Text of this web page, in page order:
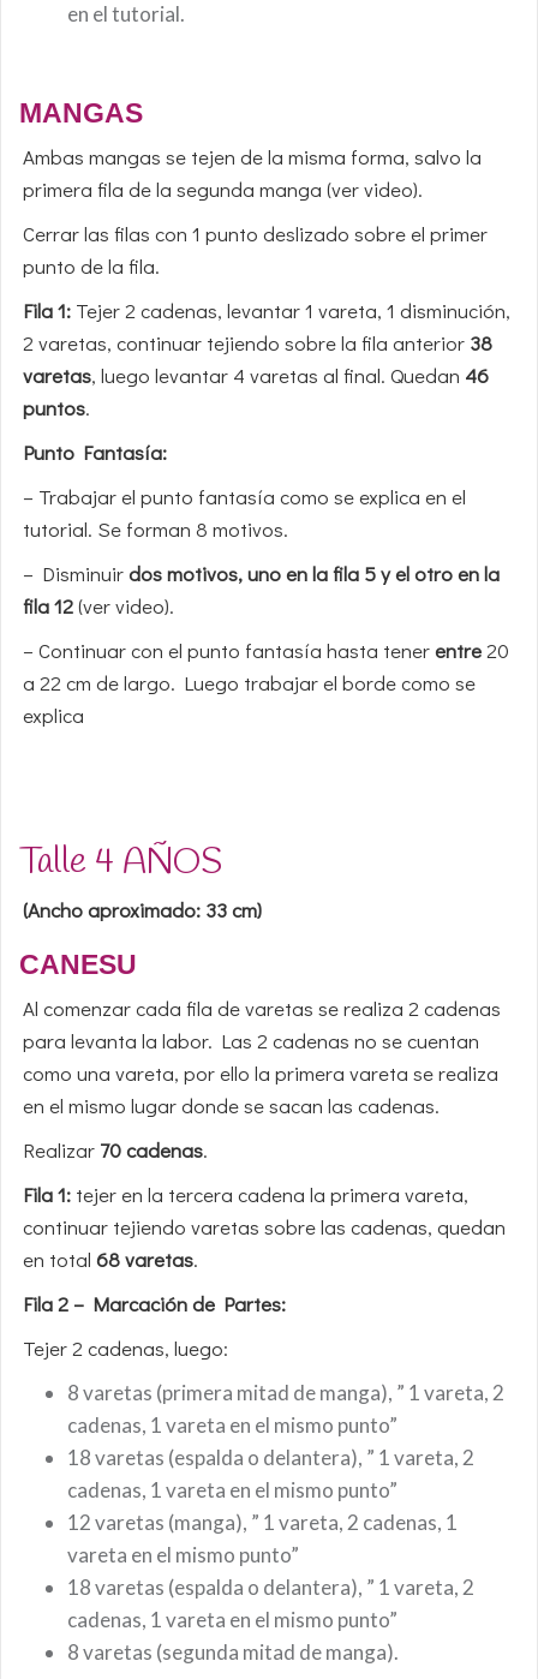
en el tutorial.
MANGAS
Ambas mangas se tejen de la misma forma, salvo la
primera fila de la segunda manga (ver video).
Cerrar las filas con 1 punto deslizado sobre el primer
punto de la fila.
Fila 1: Tejer 2 cadenas, levantar 1 vareta, 1 disminución,
2 varetas, continuar tejiendo sobre la fila anterior 38
varetas, luego levantar 4 varetas al final. Quedan 46
puntos.
Punto Fantasía:
– Trabajar el punto fantasía como se explica en el
tutorial. Se forman 8 motivos.
– Disminuirdos motivos, uno en la fila 5 y el otro en la
fila 12(ver video).
– Continuar con el punto fantasía hasta tenerentre20
a 22 cm de largo. Luego trabajar el borde como se
explica
Talle 4 AÑOS
(Ancho aproximado: 33 cm)
CANESU
Al comenzar cada fila de varetas se realiza 2 cadenas
para levanta la labor. Las 2 cadenas no se cuentan
como una vareta, por ello la primera vareta se realiza
en el mismo lugar donde se sacan las cadenas.
Realizar 70 cadenas.
Fila 1: tejer en la tercera cadena la primera vareta,
continuar tejiendo varetas sobre las cadenas, quedan
en total 68 varetas.
Fila 2 – Marcación de Partes:
Tejer 2 cadenas, luego:
8 varetas (primera mitad de manga), ” 1 vareta, 2
cadenas, 1 vareta en el mismo punto”
18 varetas (espalda o delantera), ” 1 vareta, 2
cadenas, 1 vareta en el mismo punto”
12 varetas (manga), ” 1 vareta, 2 cadenas, 1
vareta en el mismo punto”
18 varetas (espalda o delantera), ” 1 vareta, 2
cadenas, 1 vareta en el mismo punto”
8 varetas (segunda mitad de manga).